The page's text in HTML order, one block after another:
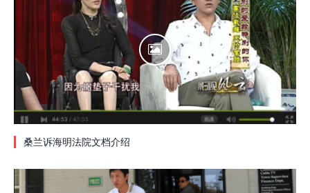
桑兰诉海明法院文档介绍